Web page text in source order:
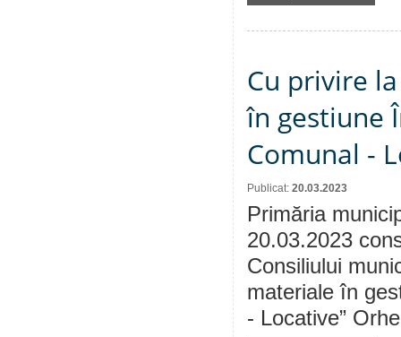
Cu privire
în gestiune
Comunal -
Publicat: 20.03.2023
Primăria
20.03.2023
Consiliului
materiale în
- Locative”